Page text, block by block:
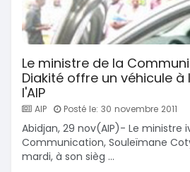
Le ministre de la
Diakité offre un véhicule
l'AIP
AIP Posté le: 30 novembre 2011
Abidjan, 29 nov(AIP)- Le ministre
Communication, Souleïmane
mardi, à son sièg ...